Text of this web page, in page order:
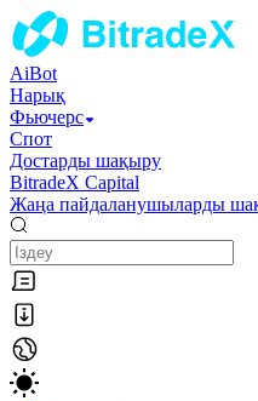
AiBot
Нарық
Фьючерс
Спот
Достарды шақыру
BitradeX Capital
Жаңа пайдаланушыларды